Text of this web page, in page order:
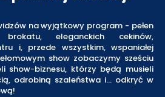
na wyjątkowy program - pełen
eleganckich cekinów,
i, przede wszystkim, wspaniałej
show zobaczymy sześciu
show-biznesu, którzy będą musieli
odrobiną szaleństwa i... odkryć w